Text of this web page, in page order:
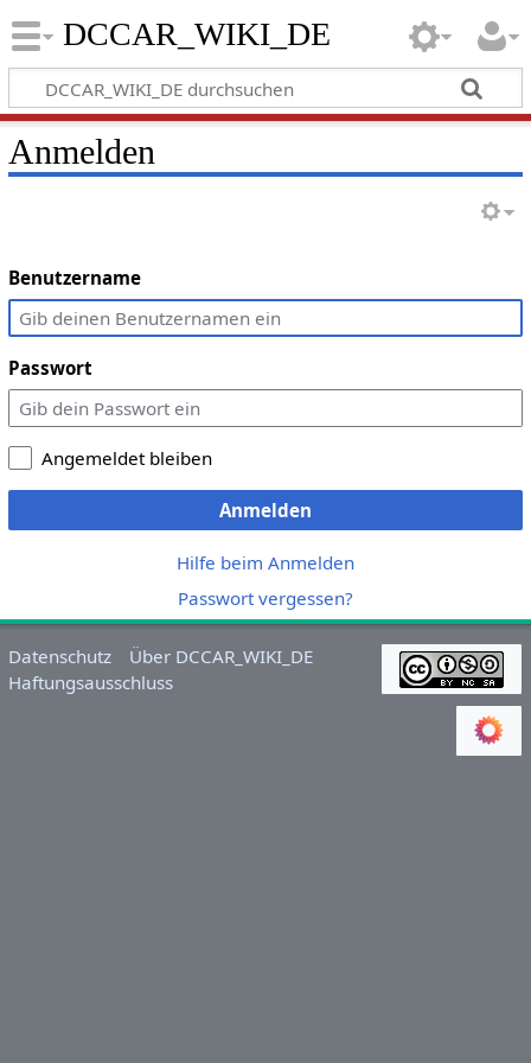
DCCAR_WIKI_DE
Anmelden
Benutzername
Passwort
Angemeldet bleiben
Anmelden
Hilfe beim Anmelden
Passwort vergessen?
Datenschutz
Über DCCAR_WIKI_DE
Haftungsausschluss